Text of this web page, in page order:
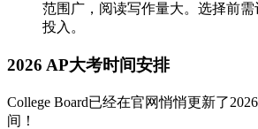
范围广，阅读写作量大。选择前需
投入。
2026 AP大考时间安排
College Board已经在官网悄悄更新了
间！